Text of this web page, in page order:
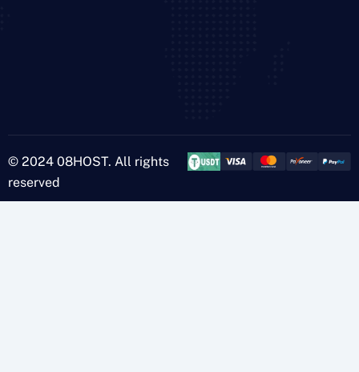
© 2024 08HOST. All rights
reserved